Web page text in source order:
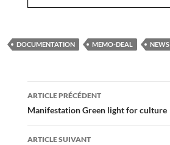
DOCUMENTATION MEMO-DEAL NEWS
Navigation
des
articles
ARTICLE PRÉCÉDENT
Manifestation Green light for culture
ARTICLE SUIVANT